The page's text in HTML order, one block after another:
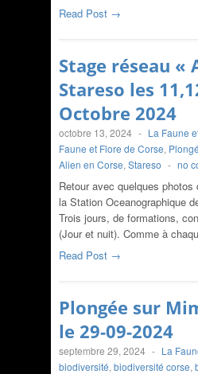
Read Post →
Stage réseau «
Stareso les
Octobre 2024
octobre 13, 2024 - La Faune
Faune et Flore de Corse,
Alien en Corse, Stareso - no
Retour avec quelques
la Station Oceanographique
Trois jours, de formations,
(Jour et nuit). Comme à
Read Post →
Plongée sur
le 29-09-2024
septembre 29, 2024 - La
biodiversité, biodiversité corse,